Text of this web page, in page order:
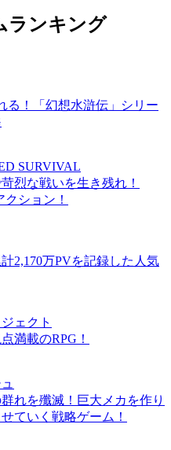
ランキング
る！「幻想水滸伝」シリー
SURVIVAL
烈な戦いを生き残れ！
ション！
2,170万PVを記録した人気
ェクト
満載のRPG！
れを殲滅！巨大メカを作り
ていく戦略ゲーム！